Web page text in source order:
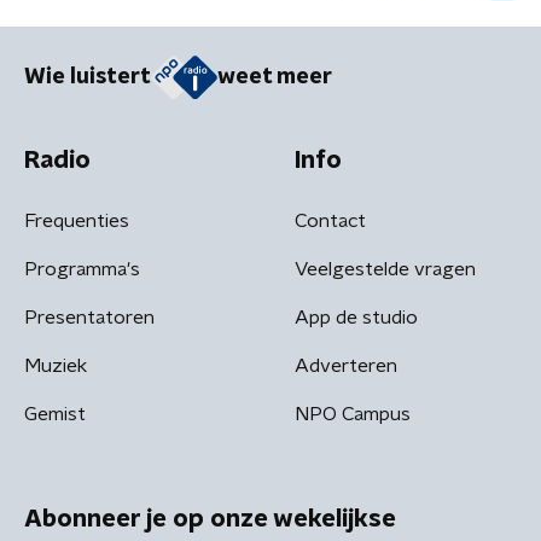
Wie luistert weet meer
Radio
Frequenties
Programma's
Presentatoren
Muziek
Gemist
Info
Contact
Veelgestelde vragen
App de studio
Adverteren
NPO Campus
Abonneer je op onze wekelijkse